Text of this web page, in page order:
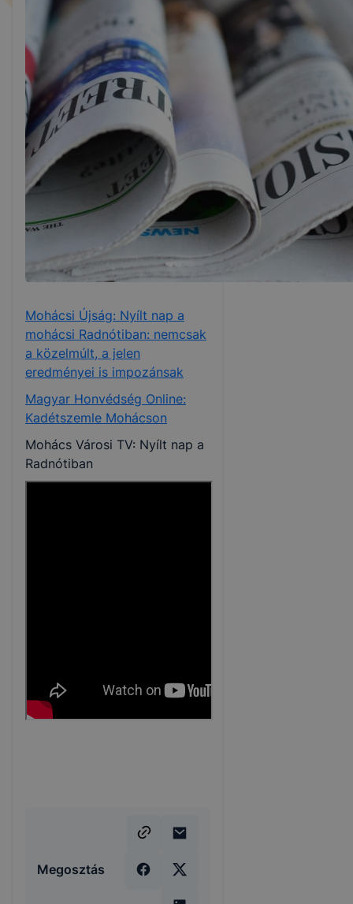
Mohácsi Újság: Nyílt nap a
mohácsi Radnótiban: nemcsak
a közelmúlt, a jelen
eredményei is impozánsak
Magyar Honvédség Online:
Kadétszemle Mohácson
Mohács Városi TV: Nyílt nap a
Radnótiban
Megosztás